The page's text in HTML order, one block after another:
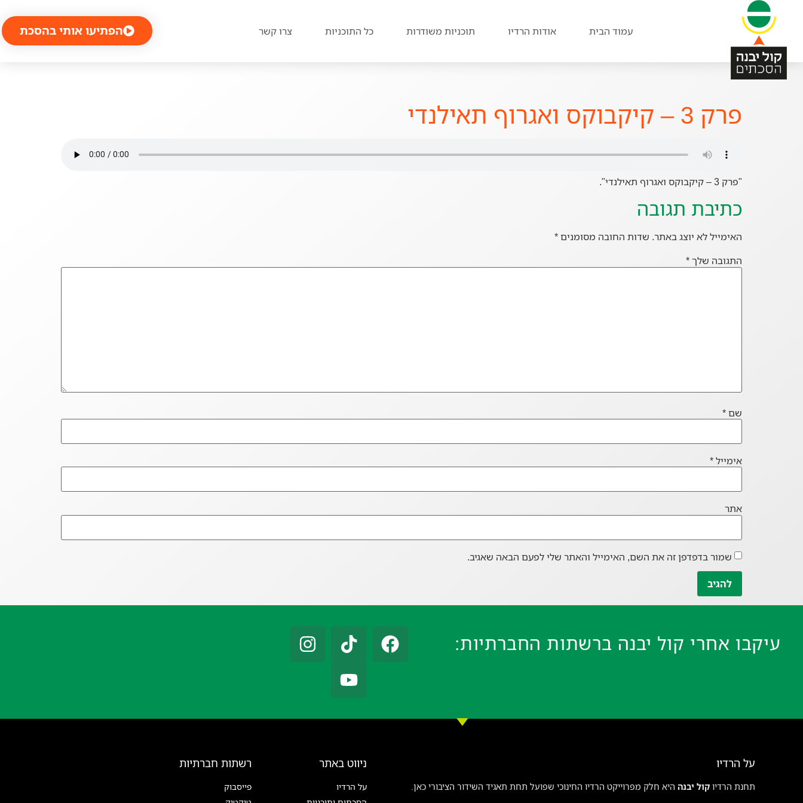
עמוד הבית אודות הרדיו תוכניות משודרות כל התוכניות צרו קשר הפתיעו אותי בהסכת
פרק 3 – קיקבוקס ואגרוף תאילנדי
"פרק 3 – קיקבוקס ואגרוף תאילנדי".
כתיבת תגובה
האימייל לא יוצג באתר. שדות החובה מסומנים*
התגובה שלך*
שם*
אימייל*
אתר
שמור בדפדפן זה את השם, האימייל והאתר שלי לפעם הבאה שאגיב.
עיקבו אחרי קול יבנה ברשתות החברתיות:
על הרדיו
תחנת הרדיו קול יבנה היא חלק מפרוייקט הרדיו החינוכי שפועל תחת תאגיד השידור הציבורי כאן.
ניווט באתר
על הרדיו
רשתות חברתיות
פייסבוק